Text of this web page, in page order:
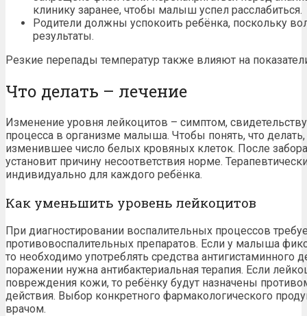
клинику заранее, чтобы малыш успел расслабиться.
Родители должны успокоить ребёнка, поскольку
результаты.
Резкие перепады температур также влияют на
Что делать – лечение
Изменение уровня лейкоцитов – симптом,
процесса в организме малыша. Чтобы понять, что
изменившее число белых кровяных клеток. После
установит причину несоответствия норме.
индивидуально для каждого ребёнка.
Как уменьшить уровень лейкоцитов
При диагностировании воспалительных процессов
противовоспалительных препаратов. Если у малыша
то необходимо употреблять средства
поражении нужна антибактериальная терапия. Если
повреждения кожи, то ребёнку будут назначены
действия. Выбор конкретного фармакологического
врачом.